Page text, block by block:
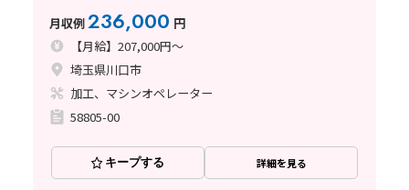
月収例236,000 円
【月給】207,000円～
埼玉県川口市
加工、マシンオペレーター
58805-00
キープする 詳細を見る